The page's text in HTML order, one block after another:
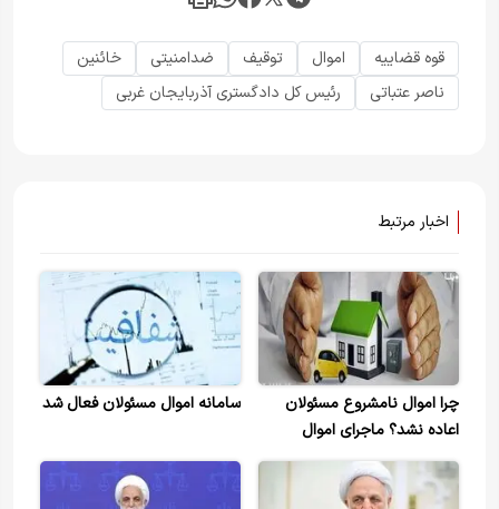
قوه قضاییه اموال توقیف ضدامنیتی
خائنین
ناصر عتباتی
رئیس کل دادگستری آذربایجان غربی
اخبار مرتبط
چرا اموال نامشروع مسئولان
اعاده نشد؟ ماجرای اموال
۲۰۰هزارمیلیاردی
سامانه اموال مسئولان فعال شد